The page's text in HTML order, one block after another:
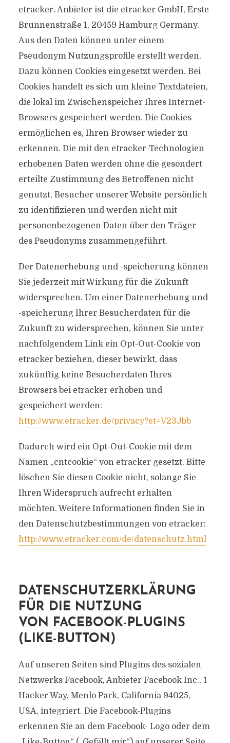
etracker. Anbieter ist die etracker GmbH, Erste
Brunnenstraße 1, 20459 Hamburg Germany.
Aus den Daten können unter einem
Pseudonym Nutzungsprofile erstellt werden.
Dazu können Cookies eingesetzt werden. Bei
Cookies handelt es sich um kleine Textdateien,
die lokal im Zwischenspeicher Ihres Internet-
Browsers gespeichert werden. Die Cookies
ermöglichen es, Ihren Browser wieder zu
erkennen. Die mit den etracker-Technologien
erhobenen Daten werden ohne die gesondert
erteilte Zustimmung des Betroffenen nicht
genutzt, Besucher unserer Website persönlich
zu identifizieren und werden nicht mit
personenbezogenen Daten über den Träger
des Pseudonyms zusammengeführt.
Der Datenerhebung und -speicherung können
Sie jederzeit mit Wirkung für die Zukunft
widersprechen. Um einer Datenerhebung und
-speicherung Ihrer Besucherdaten für die
Zukunft zu widersprechen, können Sie unter
nachfolgendem Link ein Opt-Out-Cookie von
etracker beziehen, dieser bewirkt, dass
zukünftig keine Besucherdaten Ihres
Browsers bei etracker erhoben und
gespeichert werden:
http://www.etracker.de/privacy?et=V23Jbb
Dadurch wird ein Opt-Out-Cookie mit dem
Namen „cntcookie“ von etracker gesetzt. Bitte
löschen Sie diesen Cookie nicht, solange Sie
Ihren Widerspruch aufrecht erhalten
möchten. Weitere Informationen finden Sie in
den Datenschutzbestimmungen von etracker:
http://www.etracker.com/de/datenschutz.html
DATENSCHUTZERKLÄRUNG
FÜR DIE NUTZUNG
VON FACEBOOK-PLUGINS
(LIKE-BUTTON)
Auf unseren Seiten sind Plugins des sozialen
Netzwerks Facebook, Anbieter Facebook Inc., 1
Hacker Way, Menlo Park, California 94025,
USA, integriert. Die Facebook-Plugins
erkennen Sie an dem Facebook- Logo oder dem